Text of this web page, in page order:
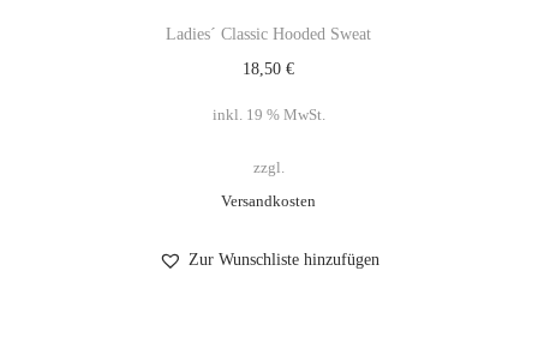
Ladies´ Classic Hooded Sweat
18,50€
inkl. 19 % MwSt.
zzgl.
Versandkosten
Zur Wunschliste hinzufügen